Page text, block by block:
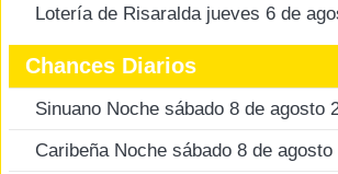
Lotería de Risaralda jueves 6 de
Chances Diarios
Sinuano Noche sábado 8 de agosto
Caribeña Noche sábado 8 de agosto